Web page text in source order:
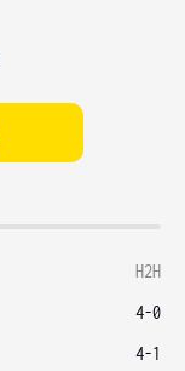
H2H
4-0
4-1